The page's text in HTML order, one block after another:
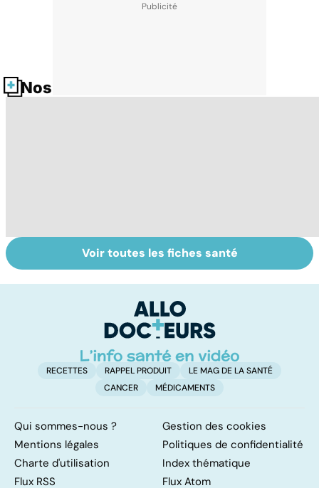
Nos fiches santé
Le lymphome, un
cancer peu
La moelle
osseuse, le
cellules du sang
Voir toutes les fiches santé
RECETTES RAPPEL PRODUIT
LE MAG DE LA SANTÉ
CANCER
MÉDICAMENTS
Qui sommes-nous ?
Gestion des cookies
Mentions légales
Politiques de confidentialité
Charte d'utilisation
Index thématique
Flux RSS
Flux Atom